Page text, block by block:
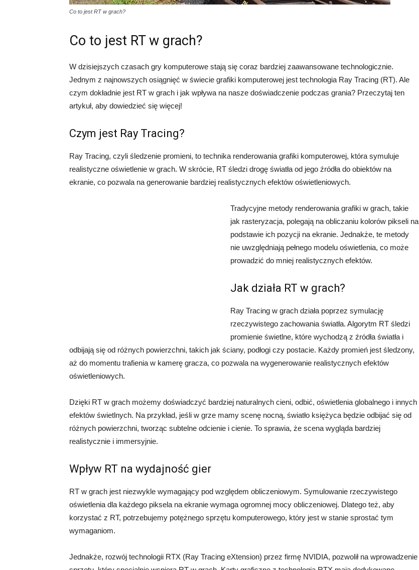
Co to jest RT w grach?
Co to jest RT w grach?
W dzisiejszych czasach gry komputerowe stają się coraz bardziej zaawansowane technologicznie.
Jednym z najnowszych osiągnięć w świecie grafiki komputerowej jest technologia Ray Tracing (RT). Ale
czym dokładnie jest RT w grach i jak wpływa na nasze doświadczenie podczas grania? Przeczytaj ten
artykuł, aby dowiedzieć się więcej!
Czym jest Ray Tracing?
Ray Tracing, czyli śledzenie promieni, to technika renderowania grafiki komputerowej, która symuluje
realistyczne oświetlenie w grach. W skrócie, RT śledzi drogę światła od jego źródła do obiektów na
ekranie, co pozwala na generowanie bardziej realistycznych efektów oświetleniowych.
Tradycyjne metody renderowania grafiki w grach, takie
jak rasteryzacja, polegają na obliczaniu kolorów pikseli na
podstawie ich pozycji na ekranie. Jednakże, te metody
nie uwzględniają pełnego modelu oświetlenia, co może
prowadzić do mniej realistycznych efektów.
Jak działa RT w grach?
Ray Tracing w grach działa poprzez symulację
rzeczywistego zachowania światła. Algorytm RT śledzi
promienie świetlne, które wychodzą z źródła światła i
odbijają się od różnych powierzchni, takich jak ściany, podłogi czy postacie. Każdy promień jest śledzony,
aż do momentu trafienia w kamerę gracza, co pozwala na wygenerowanie realistycznych efektów
oświetleniowych.
Dzięki RT w grach możemy doświadczyć bardziej naturalnych cieni, odbić, oświetlenia globalnego i innych
efektów świetlnych. Na przykład, jeśli w grze mamy scenę nocną, światło księżyca będzie odbijać się od
różnych powierzchni, tworząc subtelne odcienie i cienie. To sprawia, że scena wygląda bardziej
realistycznie i immersyjnie.
Wpływ RT na wydajność gier
RT w grach jest niezwykle wymagający pod względem obliczeniowym. Symulowanie rzeczywistego
oświetlenia dla każdego piksela na ekranie wymaga ogromnej mocy obliczeniowej. Dlatego też, aby
korzystać z RT, potrzebujemy potężnego sprzętu komputerowego, który jest w stanie sprostać tym
wymaganiom.
Jednakże, rozwój technologii RTX (Ray Tracing eXtension) przez firmę NVIDIA, pozwolił na wprowadzenie